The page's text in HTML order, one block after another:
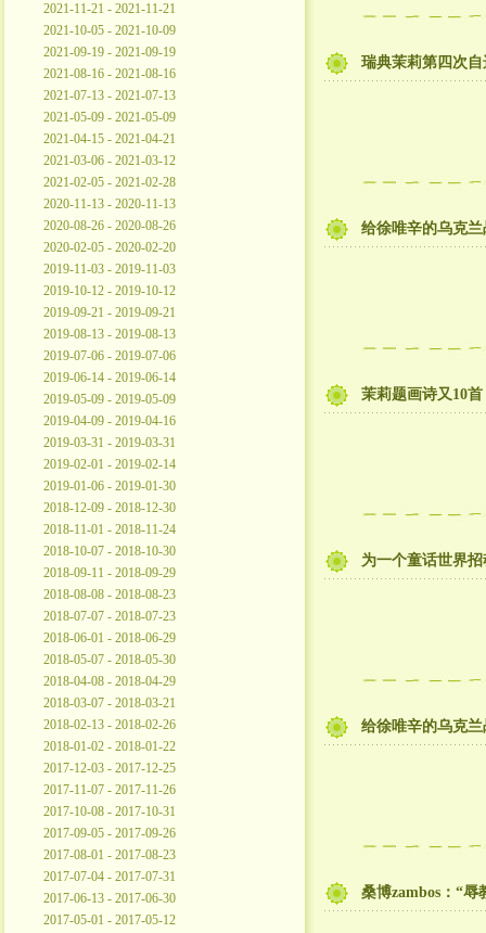
2021-11-21 - 2021-11-21
2021-10-05 - 2021-10-09
2021-09-19 - 2021-09-19
2021-08-16 - 2021-08-16
2021-07-13 - 2021-07-13
2021-05-09 - 2021-05-09
2021-04-15 - 2021-04-21
2021-03-06 - 2021-03-12
2021-02-05 - 2021-02-28
2020-11-13 - 2020-11-13
2020-08-26 - 2020-08-26
2020-02-05 - 2020-02-20
2019-11-03 - 2019-11-03
2019-10-12 - 2019-10-12
2019-09-21 - 2019-09-21
2019-08-13 - 2019-08-13
2019-07-06 - 2019-07-06
2019-06-14 - 2019-06-14
2019-05-09 - 2019-05-09
2019-04-09 - 2019-04-16
2019-03-31 - 2019-03-31
2019-02-01 - 2019-02-14
2019-01-06 - 2019-01-30
2018-12-09 - 2018-12-30
2018-11-01 - 2018-11-24
2018-10-07 - 2018-10-30
2018-09-11 - 2018-09-29
2018-08-08 - 2018-08-23
2018-07-07 - 2018-07-23
2018-06-01 - 2018-06-29
2018-05-07 - 2018-05-30
2018-04-08 - 2018-04-29
2018-03-07 - 2018-03-21
2018-02-13 - 2018-02-26
2018-01-02 - 2018-01-22
2017-12-03 - 2017-12-25
2017-11-07 - 2017-11-26
2017-10-08 - 2017-10-31
2017-09-05 - 2017-09-26
2017-08-01 - 2017-08-23
2017-07-04 - 2017-07-31
2017-06-13 - 2017-06-30
2017-05-01 - 2017-05-12
瑞典茉莉第四次
给徐唯辛的乌克
茉莉题画诗又10
为一个童话世界
给徐唯辛的乌克
桑博zambos：“辱